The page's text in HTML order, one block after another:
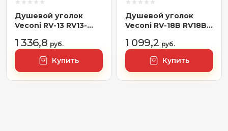
Душевой уголок
Veconi RV-13 RV13-
1 336,8 руб.
Купить
Душевой уголок
Veconi RV-18B RV18B-
1 099,2 руб.
Купить